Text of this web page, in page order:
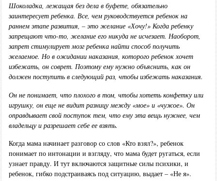
Шоколадка, лежащая без дела в буфете, обязательно
заинтересует ребенка. Все, чем руководствуется ребенок на
раннем этапе развития, – это желание «Хочу!» Когда ребенку
запрещают что-то, желание его никуда не исчезает. Наоборот,
запрет стимулирует мозг ребенка найти способ получить
желаемое. Но в ожидании наказания, которого ребенок хочет
избежать, он соврет. Поэтому ему нужно объяснить, как он
должен поступить в следующий раз, чтобы избежать наказания.
Он не понимает, что плохого в том, чтобы хотеть конфетку или
игрушку, он еще не видит разницу между «мое» и «чужое». Он
оправдывает свой поступок тем, что ему эта вещь нужнее, чем
владельцу и разрешает себе ее взять.
Когда мама начинает разговор со слов «Кто взял?», ребенок
понимает по интонации и взгляду, что мама будет ругаться, если
узнает правду. И тут включаются защитные силы психики, и
ребенок, гибко подстраиваясь под ситуацию, выдает – «Не я».